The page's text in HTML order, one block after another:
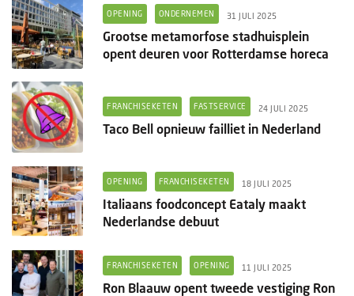
OPENING ONDERNEMEN 31 JULI 2025
Grootse metamorfose stadhuisplein
opent deuren voor Rotterdamse horeca
FRANCHISEKETEN FASTSERVICE 24 JULI 2025
Taco Bell opnieuw failliet in Nederland
OPENING FRANCHISEKETEN 18 JULI 2025
Italiaans foodconcept Eataly maakt
Nederlandse debuut
FRANCHISEKETEN OPENING 11 JULI 2025
Ron Blaauw opent tweede vestiging Ron